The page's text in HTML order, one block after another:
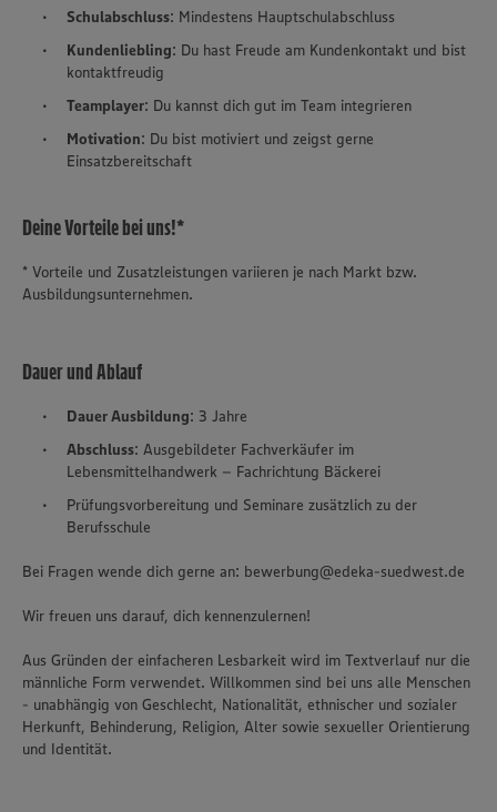
Schulabschluss: Mindestens Hauptschulabschluss
Kundenliebling: Du hast Freude am Kundenkontakt und bist
kontaktfreudig
Teamplayer: Du kannst dich gut im Team integrieren
Motivation: Du bist motiviert und zeigst gerne
Einsatzbereitschaft
Deine Vorteile bei uns!*
* Vorteile und Zusatzleistungen variieren je nach Markt bzw.
Ausbildungsunternehmen.
Dauer und Ablauf
Dauer Ausbildung: 3 Jahre
Abschluss: Ausgebildeter Fachverkäufer im
Lebensmittelhandwerk – Fachrichtung Bäckerei
Prüfungsvorbereitung und Seminare zusätzlich zu der
Berufsschule
Bei Fragen wende dich gerne an: bewerbung@edeka-suedwest.de
Wir freuen uns darauf, dich kennenzulernen!
Aus Gründen der einfacheren Lesbarkeit wird im Textverlauf nur die
männliche Form verwendet. Willkommen sind bei uns alle Menschen
- unabhängig von Geschlecht, Nationalität, ethnischer und sozialer
Herkunft, Behinderung, Religion, Alter sowie sexueller Orientierung
und Identität.